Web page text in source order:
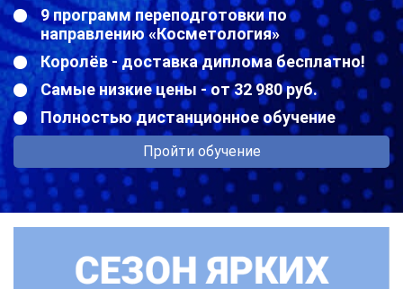
9 программ переподготовки по
направлению «Косметология»
Королёв - доставка диплома бесплатно!
Самые низкие цены - от 32 980 руб.
Полностью дистанционное обучение
Пройти обучение